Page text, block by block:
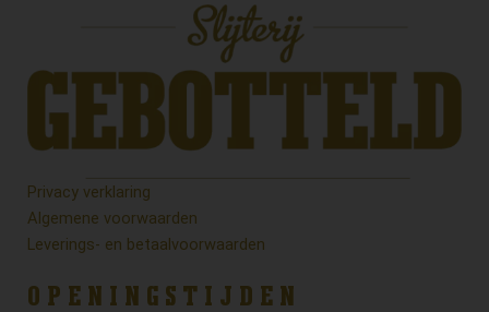
Privacy verklaring
Algemene voorwaarden
Leverings- en betaalvoorwaarden
OPENINGSTIJDEN